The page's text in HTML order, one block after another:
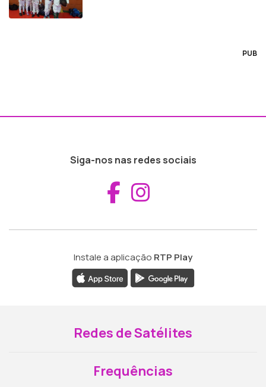
PUB
Siga-nos nas redes sociais
Aceder ao
Instale a aplicação RTP Play
Redes de Satélites
Frequências